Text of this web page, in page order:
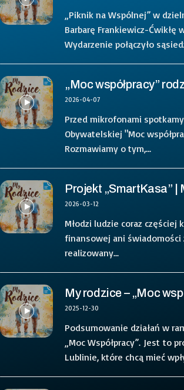
„Piknik na Wspólnej” w
Barbarę Frankiewicz-Ćwikłę
Wydarzenie połączyło
„Moc współpracy”
2026-04-07
Przed mikrofonami
Obywatelskiej "Moc
Rozmawiamy o tym,...
Projekt „SmartKasa” |
2026-03-12
Młodzi ludzie coraz
finansowej ani świadomości
realizowany...
My rodzice – „Moc
2025-12-30
Podsumowanie działań w
„Moc Współpracy”. Jest to
Lublinie, które chcą mieć